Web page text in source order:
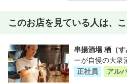
このお店を見ている人は、
串揚酒場 栖（す
ーが自慢の大衆
正社員
アル